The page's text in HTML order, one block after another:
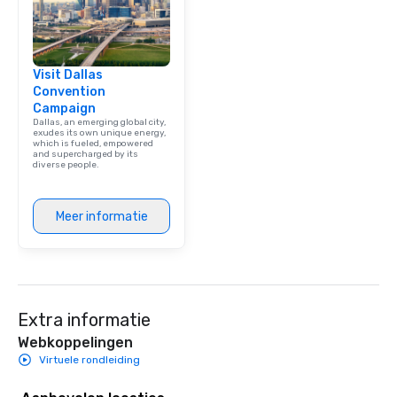
Visit Dallas
Convention
Campaign
Dallas, an emerging global city,
exudes its own unique energy,
which is fueled, empowered
and supercharged by its
diverse people.
Meer informatie
Extra informatie
Webkoppelingen
Virtuele rondleiding